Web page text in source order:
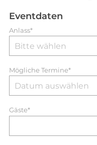
Eventdaten
Anlass*
Mögliche Termine*
Gäste*